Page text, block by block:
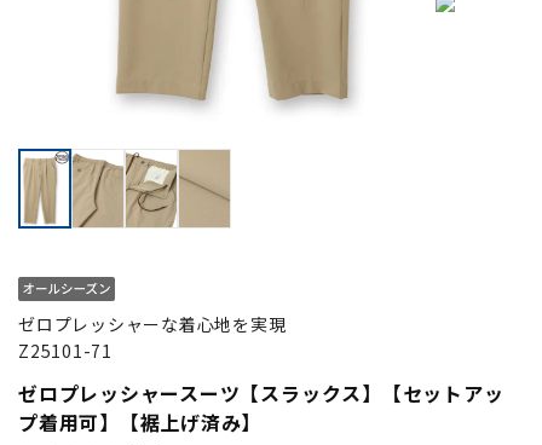
ゼロプレッシャーな着心地を実現
Z25101-71
ゼロプレッシャースーツ【スラックス】【セットアッ
プ着用可】【裾上げ済み】